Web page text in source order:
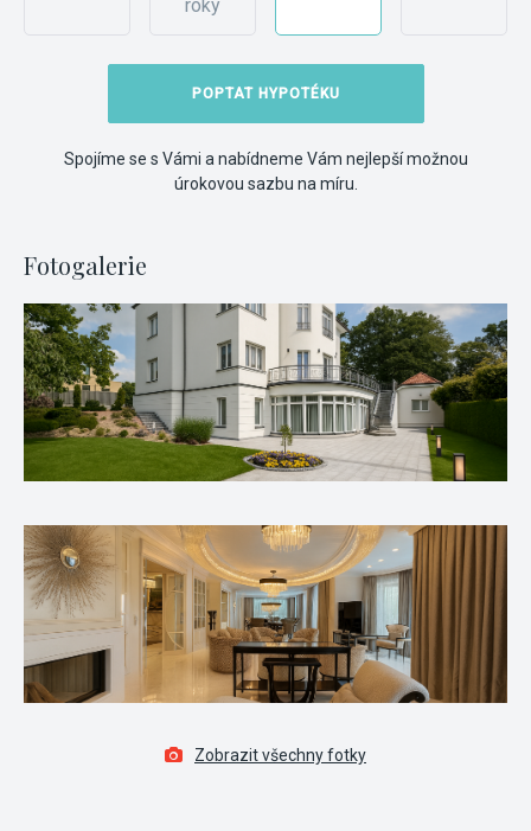
roky
POPTAT HYPOTÉKU
Spojíme se s Vámi a nabídneme Vám nejlepší možnou
úrokovou sazbu na míru.
Fotogalerie
Zobrazit všechny fotky